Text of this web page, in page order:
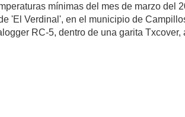
mínimas del mes de marzo del
'El Verdinal', en el municipio de
RC-5, dentro de una garita